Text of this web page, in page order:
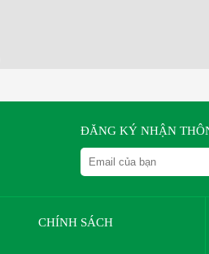
ĐĂNG KÝ NHẬN
CHÍNH SÁCH